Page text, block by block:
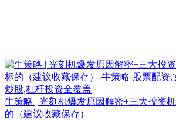
牛策略 | 光刻机爆发原因解密+三大投资
的（建议收藏保存）